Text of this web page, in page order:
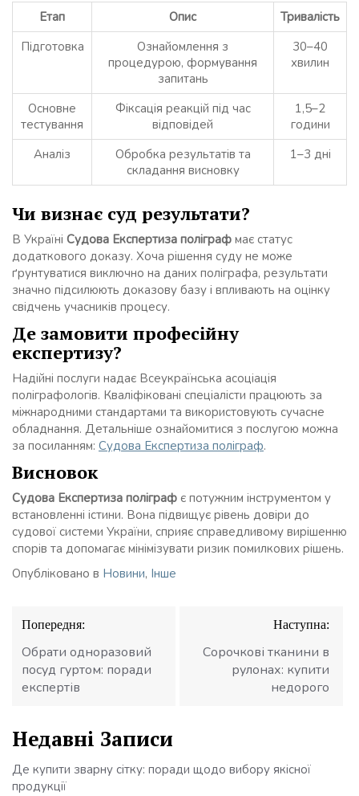
Етап Опис
Тривалість
Підготовка
Ознайомлення з
процедурою, формування
запитань
30–40
хвилин
Основне
тестування
Фіксація реакцій під час
відповідей
1,5–2
години
Аналіз
Обробка результатів та
складання висновку
1–3 дні
Чи визнає суд результати?
В Україні Судова Експертиза поліграф має статус
додаткового доказу. Хоча рішення суду не може
ґрунтуватися виключно на даних поліграфа, результати
значно підсилюють доказову базу і впливають на оцінку
свідчень учасників процесу.
Де замовити професійну
експертизу?
Надійні послуги надає Всеукраїнська асоціація
поліграфологів. Кваліфіковані спеціалісти працюють за
міжнародними стандартами та використовують сучасне
обладнання. Детальніше ознайомитися з послугою можна
за посиланням: Судова Експертиза поліграф.
Висновок
Судова Експертиза поліграф є потужним інструментом у
встановленні істини. Вона підвищує рівень довіри до
судової системи України, сприяє справедливому вирішенню
спорів та допомагає мінімізувати ризик помилкових рішень.
Опубліковано в Новини, Інше
Навігація
записів
Попередня:
Обрати одноразовий
посуд гуртом: поради
експертів
Наступна:
Сорочкові тканини в
рулонах: купити
недорого
Недавні Записи
Де купити зварну сітку: поради щодо вибору якісної
продукції